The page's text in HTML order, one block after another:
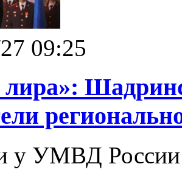
09:25
у УМВД России